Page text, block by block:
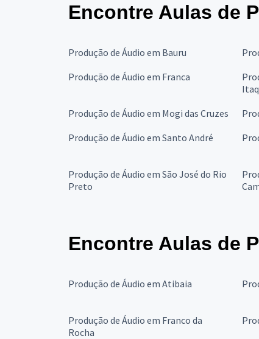
Encontre Aulas de
Produção de Áudio em Bauru
Produção de Áudio em Franca
Produção de Áudio em Mogi das Cruzes
Produção de Áudio em Santo André
Produção de Áudio em São José do Rio
Preto
Encontre Aulas de
Produção de Áudio em Atibaia
Produção de Áudio em Franco da
Rocha